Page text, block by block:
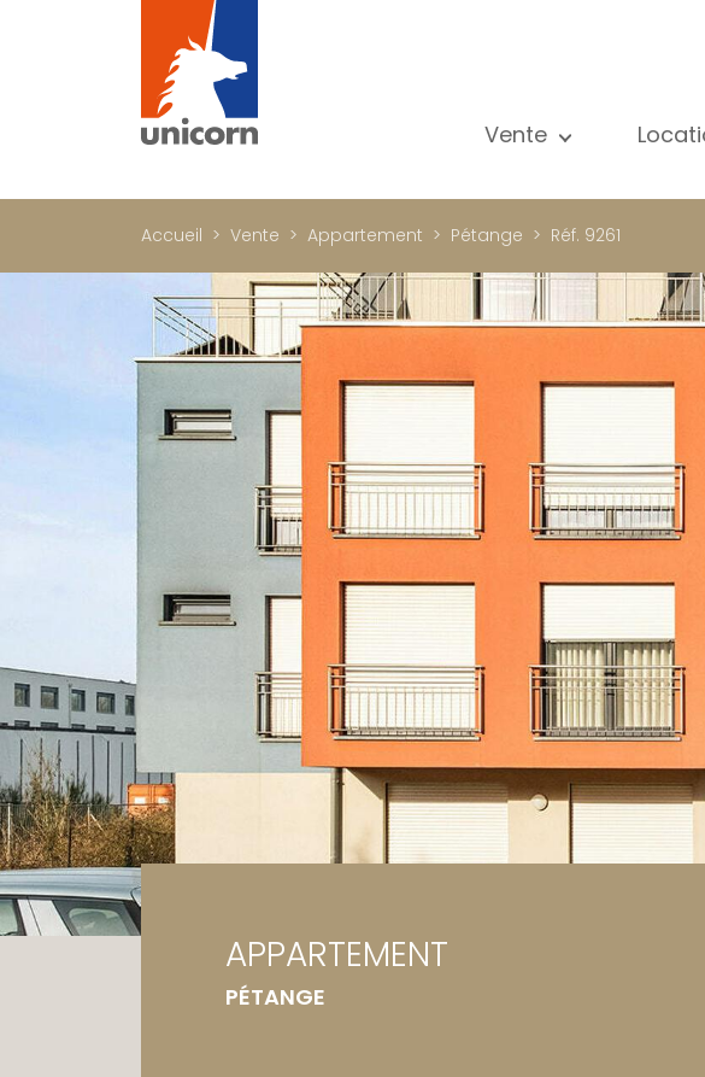
Vente
Projets neufs
International
Immeuble de
Bureau
Commerce
Garage / Parking
Terrain
Accueil Vente Appartement Pétange Réf. 9261
APPARTEMENT
PÉTANGE